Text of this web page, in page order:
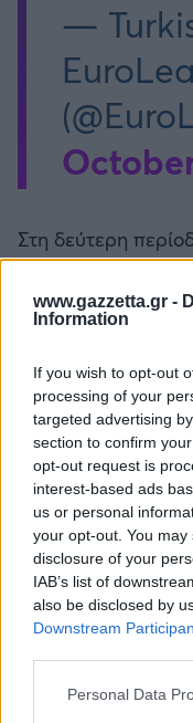
www.gazzetta.gr -
Information
If you wish to opt-out
processing of your
targeted advertising
section to confirm
opt-out request is
interest-based ads
us or personal
your opt-out. You
disclosure of your
IAB’s list of
also be disclosed by
Downstream
Please note that this
Personal Data
—
Στη δεύτερη
«αφυπνίστηκε».
επιθέσεων της τον
διαστημικά
ένα επιμέρους
τον ρυθμό της
καλή κυκλοφορία
οδηγήθηκε στην
προβάδισμα επτά
ότι μπορεί να